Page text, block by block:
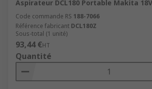
Aspirateur DCL180 Portable Makita 18V
Code commande RS 188-7066
Référence fabricant DCL180Z
Sous-total (1 unité)
93,44 €HT
Quantité